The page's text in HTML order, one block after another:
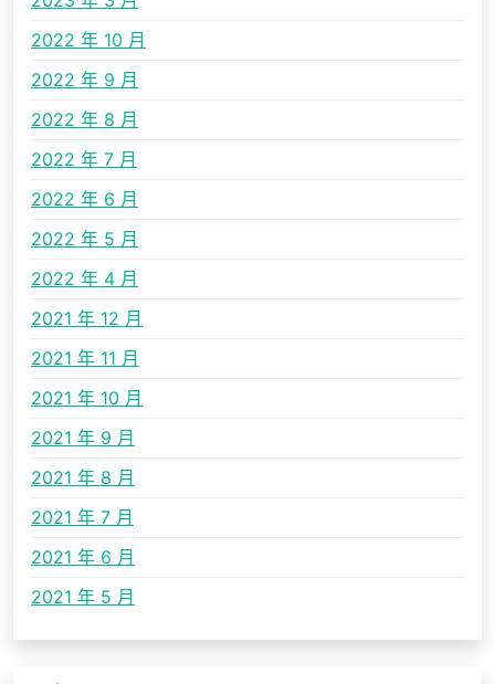
2022 年 10 月
2022 年 9 月
2022 年 8 月
2022 年 7 月
2022 年 6 月
2022 年 5 月
2022 年 4 月
2021 年 12 月
2021 年 11 月
2021 年 10 月
2021 年 9 月
2021 年 8 月
2021 年 7 月
2021 年 6 月
2021 年 5 月